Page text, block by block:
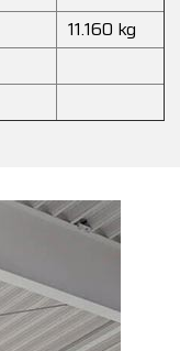
11.160 kg